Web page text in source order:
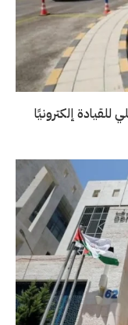
إلكترونيًا